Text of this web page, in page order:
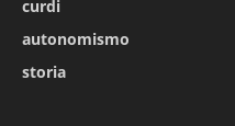
curdi
autonomismo
storia